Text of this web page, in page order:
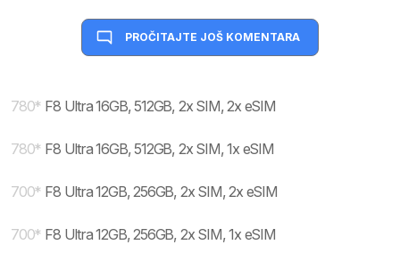
PROČITAJTE JOŠ KOMENTARA
780* F8 Ultra 16GB, 512GB, 2x SIM, 2x eSIM
780* F8 Ultra 16GB, 512GB, 2x SIM, 1x eSIM
700* F8 Ultra 12GB, 256GB, 2x SIM, 2x eSIM
700* F8 Ultra 12GB, 256GB, 2x SIM, 1x eSIM